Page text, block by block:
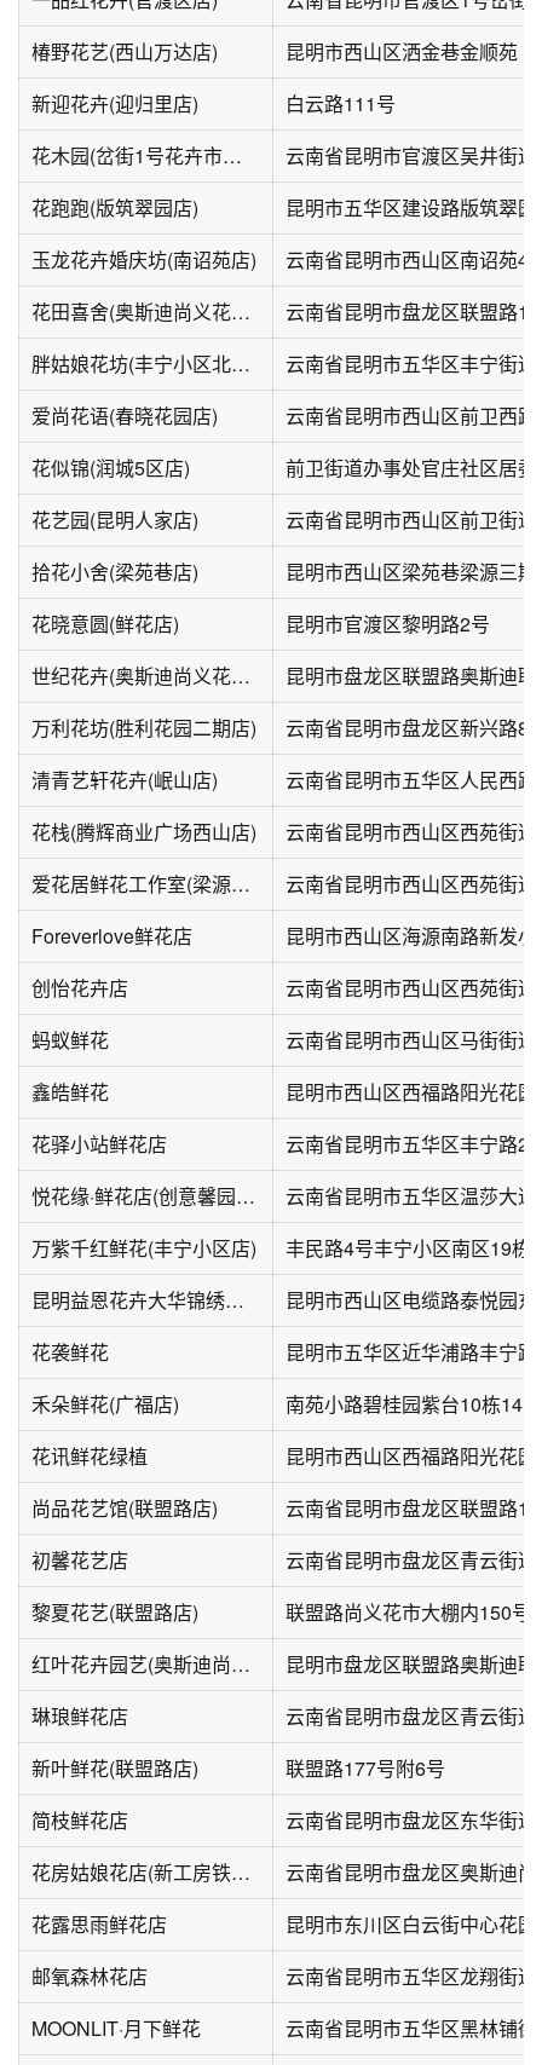
椿野花艺(西山万达店)
昆明市西山区洒金巷金顺苑
新迎花卉(迎归里店)
白云路111号
花木园(岔街1号花卉市场店)
云南省昆明市官渡区吴井街
花跑跑(版筑翠园店)
昆明市五华区建设路版筑翠
玉龙花卉婚庆坊(南诏苑店)
云南省昆明市西山区南诏苑4
花田喜舍(奥斯迪尚义花市店)
云南省昆明市盘龙区联盟路
胖姑娘花坊(丰宁小区北区店)
云南省昆明市五华区丰宁街
爱尚花语(春晓花园店)
云南省昆明市西山区前卫西
花似锦(润城5区店)
花艺园(昆明人家店)
云南省昆明市西山区前卫街
拾花小舍(梁苑巷店)
昆明市西山区梁苑巷梁源三
花晓意圆(鲜花店)
昆明市官渡区黎明路2号
世纪花卉(奥斯迪尚义花市店)
昆明市盘龙区联盟路奥斯迪联
万利花坊(胜利花园二期店)
云南省昆明市盘龙区新兴路8
清青艺轩花卉(岷山店)
花栈(腾辉商业广场西山店)
云南省昆明市西山区西苑街
爱花居鲜花工作室(梁源小区二组团店)
云南省昆明市西山区西苑街
Foreverlove鲜花店
昆明市西山区海源南路新发
创怡花卉店
云南省昆明市西山区西苑街
蚂蚁鲜花
鑫皓鲜花
昆明市西山区西福路阳光花
花驿小站鲜花店
云南省昆明市五华区丰宁路2
悦花缘·鲜花店(创意馨园店)
云南省昆明市五华区温莎大
万紫千红鲜花(丰宁小区店)
丰民路4号丰宁小区南区19栋
昆明益恩花卉大华锦绣山海星萃苑店
昆明市西山区电缆路泰悦园
花袭鲜花
昆明市五华区近华浦路丰宁
禾朵鲜花(广福店)
南苑小路碧桂园紫台10栋14
花讯鲜花绿植
昆明市西山区西福路阳光花
尚品花艺馆(联盟路店)
云南省昆明市盘龙区联盟路
初馨花艺店
云南省昆明市盘龙区青云街
黎夏花艺(联盟路店)
联盟路尚义花市大棚内150号
红叶花卉园艺(奥斯迪尚义花市店)
昆明市盘龙区联盟路奥斯迪联
琳琅鲜花店
新叶鲜花(联盟路店)
联盟路177号附6号
简枝鲜花店
云南省昆明市盘龙区东华街
花房姑娘花店(新工房铁路住宅小区百年滇越法式风情街店)
花露思雨鲜花店
昆明市东川区白云街中心花
邮氧森林花店
云南省昆明市五华区龙翔街
MOONLIT·月下鲜花